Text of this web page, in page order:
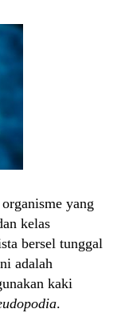
yang
kelas
bersel tunggal
adalah
kaki
.